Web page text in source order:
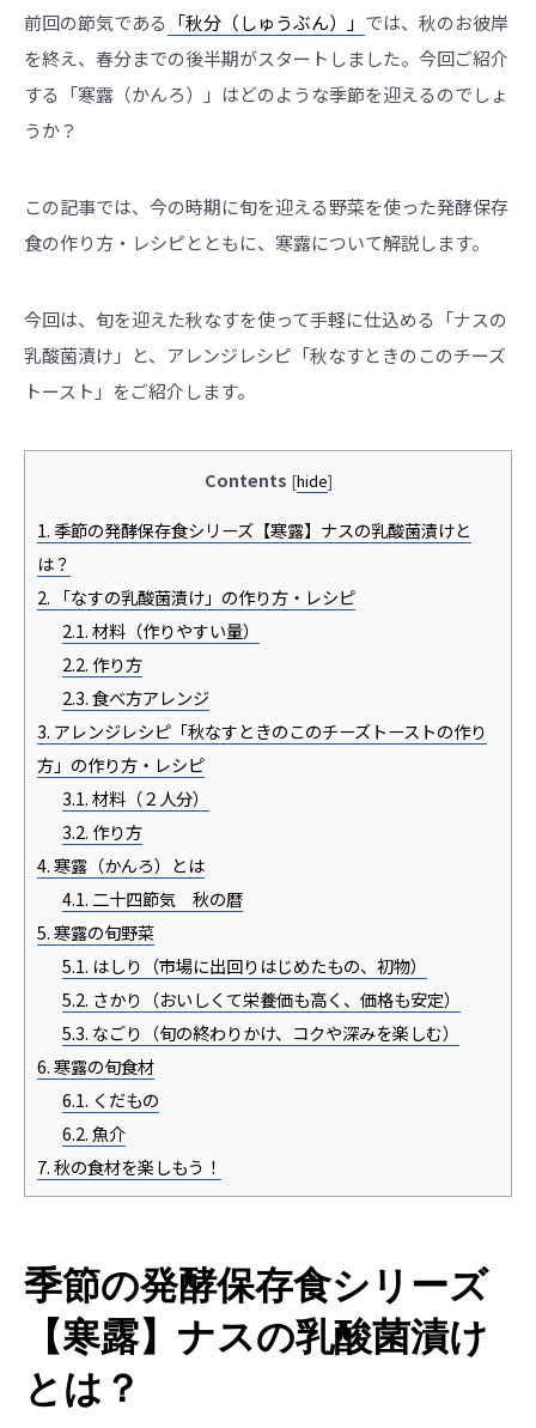
語
版
も
あ
ま
前回の節気である 「秋分（しゅうぶん）」 では、秋のお彼岸
を終え、春分までの後半期がスタートしました。今回ご紹介
する「寒露（かんろ）」はどのような季節を迎えるのでしょ
うか？
この記事では、今の時期に旬を迎える野菜を使った発酵保存
食の作り方・レシピとともに、寒露について解説します。
今回は、旬を迎えた秋なすを使って手軽に仕込める「ナスの
乳酸菌漬け」と、アレンジレシピ「秋なすときのこのチーズ
トースト」をご紹介します。
Contents [hide]
1. 季節の発酵保存食シリーズ【寒露】ナスの乳酸菌漬けと
は？
2. 「なすの乳酸菌漬け」の作り方・レシピ
2.1.材料（作りやすい量）
2.2. 作り方
2.3.食べ方アレンジ
3. アレンジレシピ「秋なすときのこのチーズトーストの作り
方」の作り方・レシピ
3.1.材料（２人分）
3.2. 作り方
4.寒露（かんろ）とは
4.1. 二十四節気 秋の暦
5.寒露の旬野菜
5.1. はしり（市場に出回りはじめたもの、初物）
5.2. さかり（おいしくて栄養価も高く、価格も安定）
5.3. なごり（旬の終わりかけ、コクや深みを楽しむ）
6.寒露の旬食材
6.1. くだもの
6.2.魚介
7.秋の食材を楽しもう！
季節の発酵保存食シリーズ
【寒露】ナスの乳酸菌漬け
とは？